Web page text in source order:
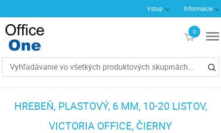
Vstup Informácie
0
€0
HREBEŇ, PLASTOVÝ, 6 MM, 10-20 LISTOV,
VICTORIA OFFICE, ČIERNY